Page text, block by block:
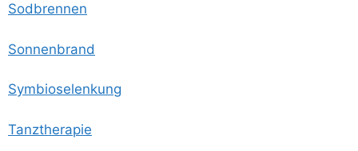
Sod­bren­nen
Son­nen­brand
Sym­bio­se­len­kung
Tanz­the­ra­pie